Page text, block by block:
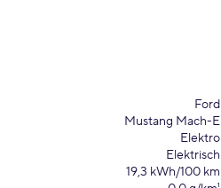
Ford
Mustang Mach-E
Elektro
Elektrisch
19,3 kWh/100 km